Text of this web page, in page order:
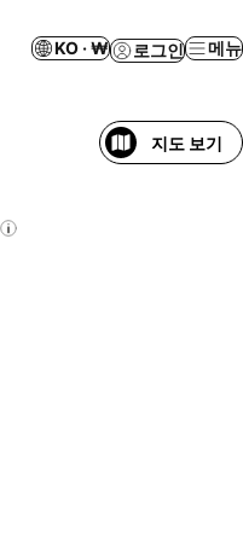
KO · ₩ 로그인 메뉴
지도 보기